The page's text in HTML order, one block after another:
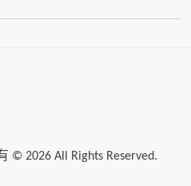
© 2026 All Rights Reserved.